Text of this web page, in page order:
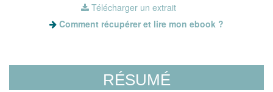
Télécharger un extrait
Comment récupérer et lire mon ebook ?
RÉSUMÉ